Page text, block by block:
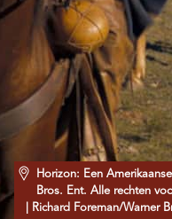
Horizon: Een
Bros. Ent. Alle rechten
| Richard Foreman/Warner